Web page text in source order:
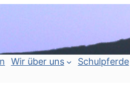
Wir über uns Schulpferde